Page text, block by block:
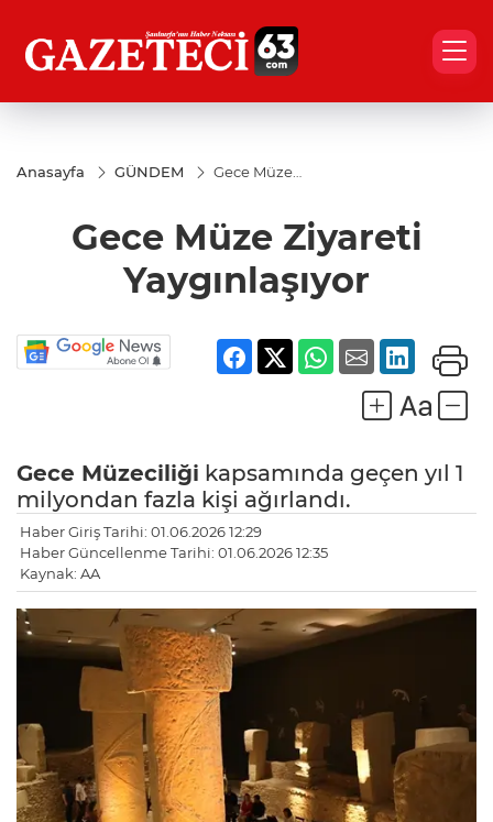
Anasayfa GÜNDEM
Gece Müze
Gece Müze Ziyareti
Yaygınlaşıyor
Gece Müzeciliği kapsamında geçen yıl 1
milyondan fazla kişi ağırlandı.
Haber Giriş Tarihi: 01.06.2026 12:29
Haber Güncellenme Tarihi: 01.06.2026 12:35
Kaynak: AA